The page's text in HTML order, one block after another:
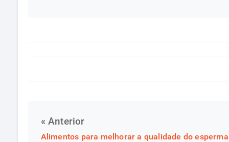
« Anterior
Alimentos para melhorar a qualidade do esperma